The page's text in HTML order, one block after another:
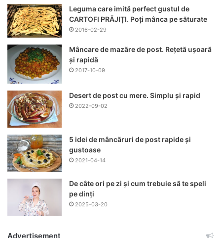
Leguma care imită perfect gustul de
CARTOFI PRĂJIȚI. Poți mânca pe săturate
2016-02-29
Mâncare de mazăre de post. Rețetă ușoară
și rapidă
2017-10-09
Desert de post cu mere. Simplu și rapid
2022-09-02
5 idei de mâncăruri de post rapide și
gustoase
2021-04-14
De câte ori pe zi și cum trebuie să te speli
pe dinți
2025-03-20
Advertisement